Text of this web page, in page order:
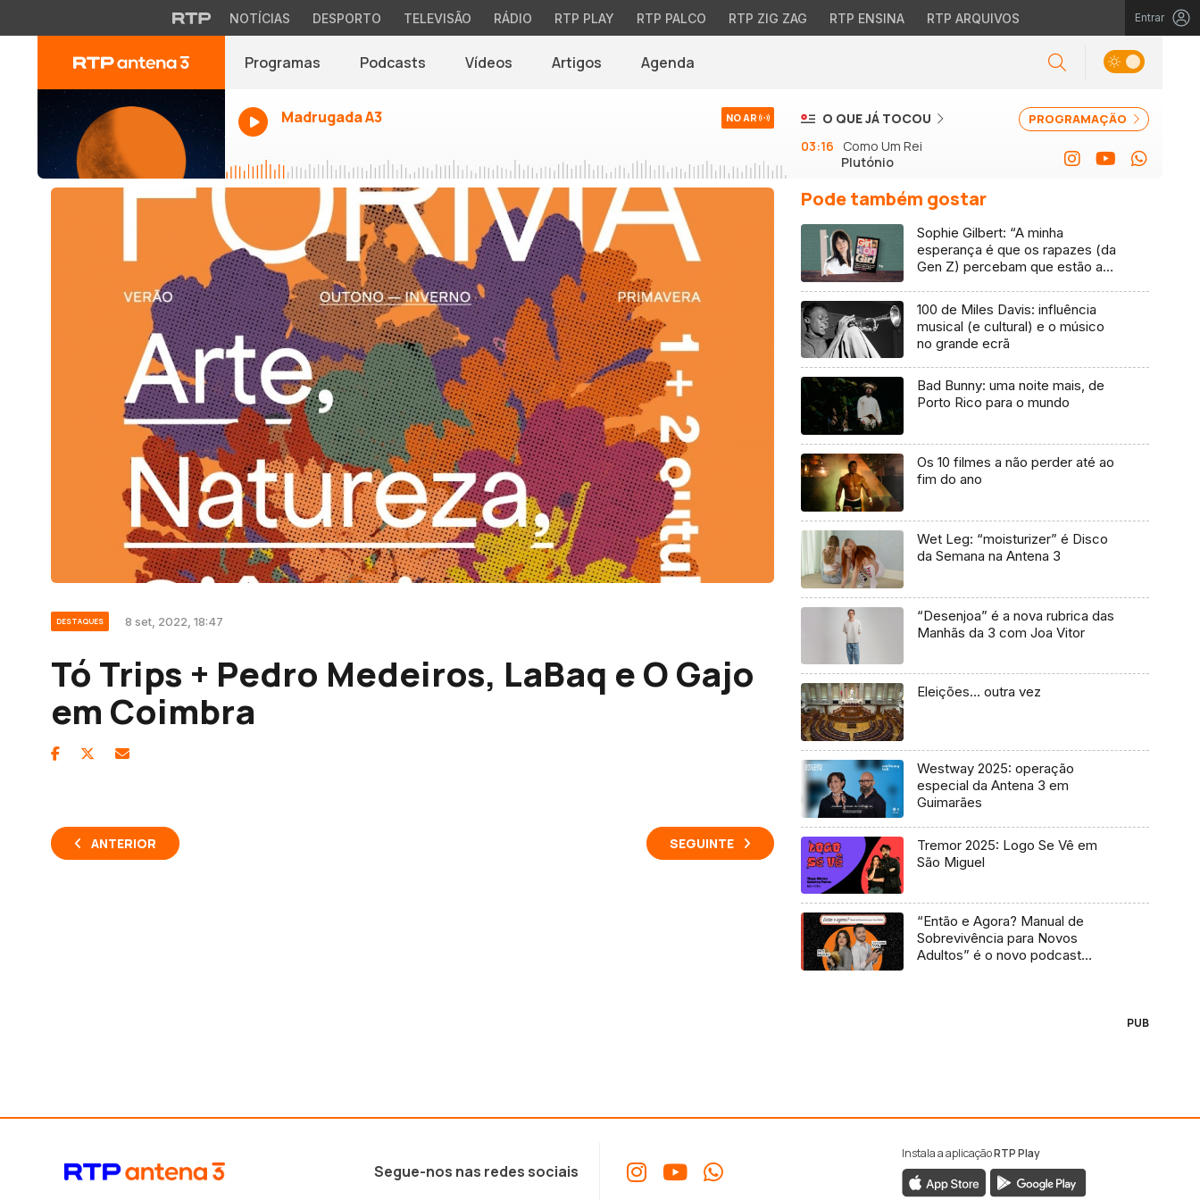
NOTÍCIAS DESPORTO TELEVISÃO RÁDIO RTP PLAY RTP PALCO RTP ZIG ZAG RTP ENSINA RTP ARQUIVOS Entrar
Programas Podcasts Vídeos Artigos Agenda
Madrugada A3 NO AR PROGRAMAÇÃO
O QUE JÁ TOCOU
03:16
Como Um Rei
Plutónio
DESTAQUES 8 set, 2022, 18:47
Tó Trips + Pedro Medeiros, LaBaq e O Gajo
em Coimbra
ANTERIOR SEGUINTE
Pode também gostar
Sophie Gilbert: “A minha
esperança é que os rapazes (da
Gen Z) percebam que estão a
100 de Miles Davis: influência
musical (e cultural) e o músico
no grande ecrã
Bad Bunny: uma noite mais, de
Porto Rico para o mundo
Os 10 filmes a não perder até ao
fim do ano
Wet Leg: “moisturizer” é Disco
da Semana na Antena 3
“Desenjoa” é a nova rubrica das
Manhãs da 3 com Joa Vitor
Eleições… outra vez
Westway 2025: operação
especial da Antena 3 em
Guimarães
Tremor 2025: Logo Se Vê em
São Miguel
“Então e Agora? Manual de
Sobrevivência para Novos
Adultos” é o novo podcast
PUB
Segue-nos nas redes sociais
Instala a aplicaçãoRTP Play